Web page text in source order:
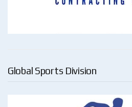
Global Sports Division